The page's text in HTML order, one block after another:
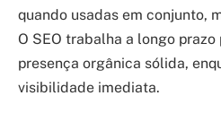
quando usadas em conjunto,
O SEO trabalha a longo
presença orgânica sólida,
visibilidade imediata.